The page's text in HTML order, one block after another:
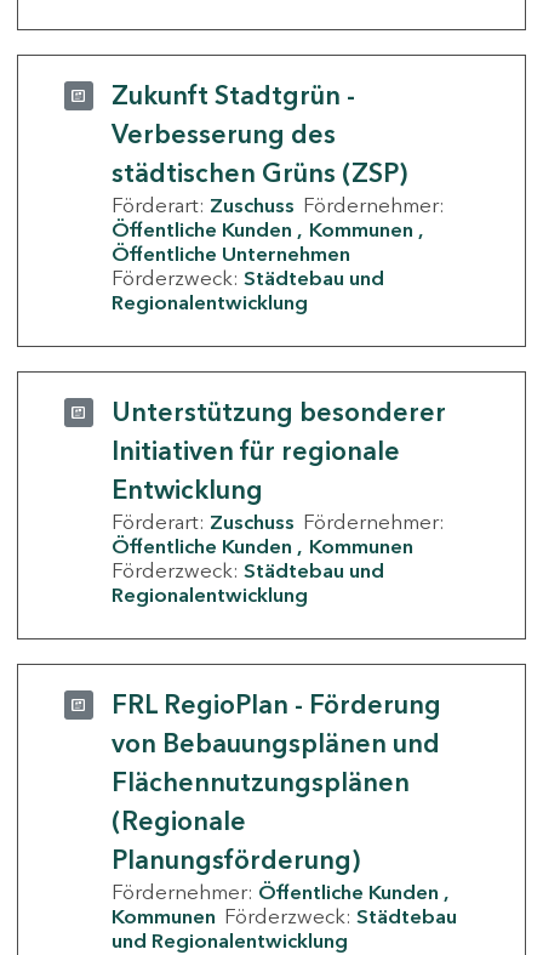
Zukunft Stadtgrün -
Verbesserung des
städtischen Grüns (ZSP)
Förderart: Zuschuss Fördernehmer:
Öffentliche Kunden
Kommunen
Öffentliche Unternehmen
Förderzweck: Städtebau und
Regionalentwicklung
Unterstützung besonderer
Initiativen für regionale
Entwicklung
Förderart: Zuschuss Fördernehmer:
Öffentliche Kunden
Kommunen
Förderzweck: Städtebau und
Regionalentwicklung
FRL RegioPlan - Förderung
von Bebauungsplänen und
Flächennutzungsplänen
(Regionale
Planungsförderung)
Fördernehmer: Öffentliche Kunden
Kommunen Förderzweck: Städtebau
und Regionalentwicklung